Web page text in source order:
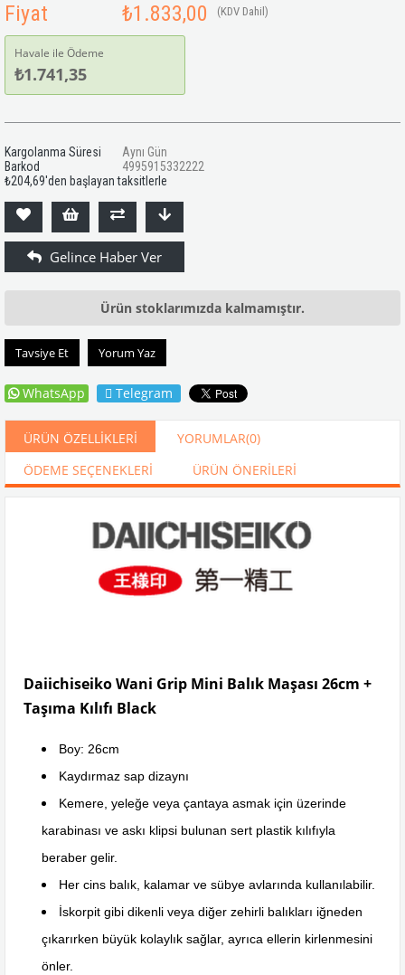
Fiyat ₺1.833,00 (KDV Dahil)
Havale ile Ödeme
₺1.741,35
Kargolanma Süresi
Aynı Gün
Barkod
4995915332222
₺204,69'den başlayan taksitlerle
Ürün stoklarımızda kalmamıştır.
Tavsiye Et Yorum Yaz
WhatsApp Telegram
ÜRÜN ÖZELLIKLERI YORUMLAR(0)
ÖDEME SEÇENEKLERI
ÜRÜN ÖNERILERI
Daiichiseiko Wani Grip Mini Balık Maşası 26cm +
Taşıma Kılıfı Black
Boy: 26cm
Kaydırmaz sap dizaynı
Kemere, yeleğe veya çantaya asmak için üzerinde
karabinası ve askı klipsi bulunan sert plastik kılıfıyla
beraber gelir.
Her cins balık, kalamar ve sübye avlarında kullanılabilir.
İskorpit gibi dikenli veya diğer zehirli balıkları iğneden
çıkarırken büyük kolaylık sağlar, ayrıca ellerin kirlenmesini
önler.